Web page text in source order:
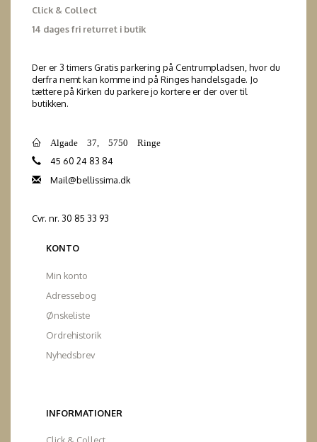
Click & Collect
14 dages fri returret i butik
Der er 3 timers Gratis parkering på Centrumpladsen, hvor du
derfra nemt kan komme ind på Ringes handelsgade. Jo
tættere på Kirken du parkere jo kortere er der over til
butikken.
Algade 37, 5750 Ringe
45 60 24 83 84
Mail@bellissima.dk
Cvr. nr. 30 85 33 93
KONTO
Min konto
Adressebog
Ønskeliste
Ordrehistorik
Nyhedsbrev
INFORMATIONER